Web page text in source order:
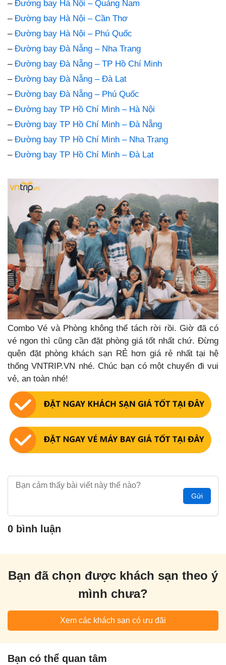
– Đường bay Hà Nội – Quảng Nam
– Đường bay Hà Nội – Cần Thơ
– Đường bay Hà Nội – Phú Quốc
– Đường bay Đà Nẵng – Nha Trang
– Đường bay Đà Nẵng – TP Hồ Chí Minh
– Đường bay Đà Nẵng – Đà Lạt
– Đường bay Đà Nẵng – Phú Quốc
– Đường bay TP Hồ Chí Minh – Hà Nội
– Đường bay TP Hồ Chí Minh – Đà Nẵng
– Đường bay TP Hồ Chí Minh – Nha Trang
– Đường bay TP Hồ Chí Minh – Đà Lạt
Combo Vé và Phòng không thể tách rời rồi. Giờ đã có
vé ngon thì cũng cần đặt phòng giá tốt nhất chứ. Đừng
quên đặt phòng khách sạn RẺ hơn giá rẻ nhất tại hệ
thống VNTRIP.VN nhé. Chúc bạn có một chuyến đi vui
vẻ, an toàn nhé!
Gửi
0 bình luận
Bạn đã chọn được khách sạn theo ý
mình chưa?
Xem các khách sạn có ưu đãi
Bạn có thể quan tâm